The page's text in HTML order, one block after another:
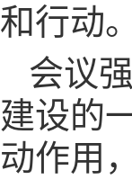
和行动。
会议
建设的
动作用